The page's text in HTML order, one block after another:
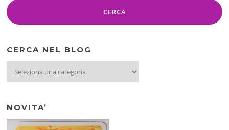
CERCA NEL BLOG
NEL
NOVITA’